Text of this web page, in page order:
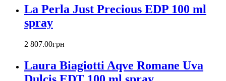
Christian Audigier
Christian Dior
Christian Lacroix
Cindy Crawford
Clinique
Clive Christian
La Perla Just Precious EDP 100 ml
spray
2 807.00грн
Laura Biagiotti Aqve Romane Uva